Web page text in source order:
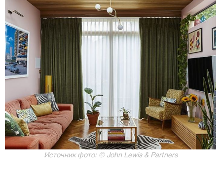
Источник фото: © John Lewis & Partners